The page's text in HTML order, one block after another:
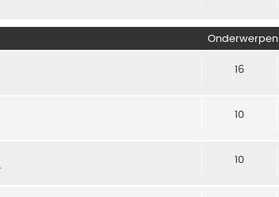
Onderwerpen
16
10
10